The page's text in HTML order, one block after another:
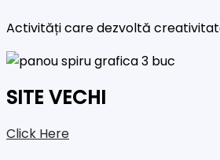
Activități care dezvoltă
SITE VECHI
Click Here